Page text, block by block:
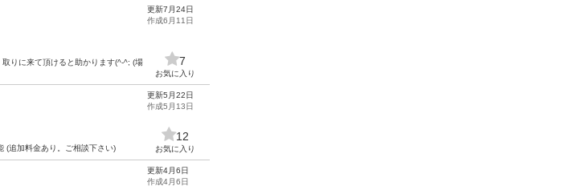
りに来て頂けると助かります(^-^; (場
更新7月24日
作成6月11日
7
お気に入り
(追加料金あり。ご相談下さい)
更新5月22日
作成5月13日
12
お気に入り
更新4月6日
作成4月6日